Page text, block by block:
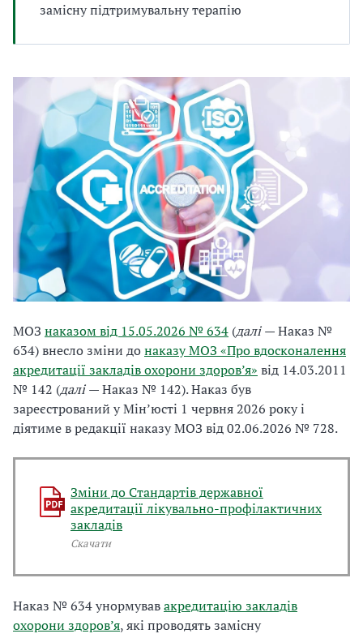
замісну підтримувальну терапію
МОЗ наказом від 15.05.2026 № 634 (далі— Наказ №
634) внесло зміни донаказу МОЗ «Про вдосконалення
акредитації закладів охорони здоров’я» від 14.03.2011
№ 142 (далі— Наказ № 142). Наказ був
зареєстрований у Мін’юсті 1 червня 2026 року і
діятиме в редакції наказу МОЗ від 02.06.2026 № 728.
Зміни до Стандартів державної
акредитації лікувально-профілактичних
закладів
Скачати
Наказ № 634 унормувавакредитацію закладів
охорони здоров’я, які проводять замісну